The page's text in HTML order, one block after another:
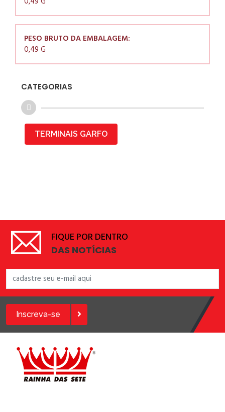
PESO BRUTO DA EMBALAGEM:
0,49 G
CATEGORIAS
TERMINAIS GARFO
FIQUE POR DENTRO
DAS NOTÍCIAS
Inscreva-se